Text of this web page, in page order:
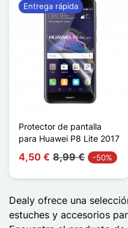
Protector de pantalla
para Huawei P8 Lite 2017
4,50 € 8,99 € -50%
Entrega rápida
Dealy ofrece una
estuches y accesorios